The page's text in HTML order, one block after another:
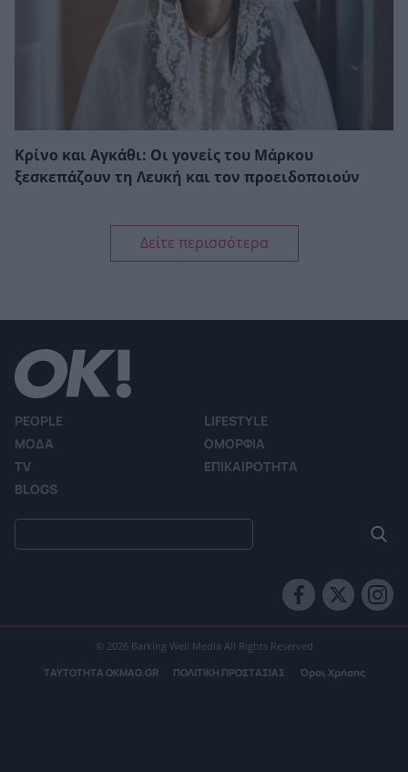
Κρίνο και Αγκάθι: Οι γονείς του Μάρκου
ξεσκεπάζουν τη Λευκή και τον προειδοποιούν
Δείτε περισσότερα
PEOPLE
LIFESTYLE
ΜΟΔΑ
ΟΜΟΡΦΙΑ
TV
ΕΠΙΚΑΙΡΟΤΗΤΑ
BLOGS
© 2026 Barking Well Media All Rights Reserved
ΤΑΥΤΟΤΗΤΑ OKMAG.GR ΠΟΛΙΤΙΚΗ ΠΡΟΣΤΑΣΙΑΣ Όροι Χρήσης